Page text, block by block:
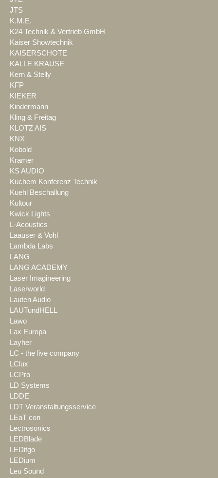
JTS
K.M.E.
K24 Technik & Vertrieb GmbH
Kaiser Showtechnik
KAISERSCHOTE
KALLE KRAUSE
Kern & Stelly
KFP
KIEKER
Kindermann
Kling & Freitag
KLOTZ AIS
KNX
Kobold
Kramer
KS AUDIO
Kuchem Konferenz Technik
Kuehl Beschallung
Kultour
Kwick Lights
L-Acoustics
Laauser & Vohl
Lambda Labs
LANG
LANG ACADEMY
Laser Imagineering
Laserworld
Lauten Audio
LAUTundHELL
Lawo
Lax Europa
Layher
LC - the live company
LClux
LCPro
LD Systems
LDDE
LDT Veranstaltungsservice
LEaT con
Lectrosonics
LEDBlade
LEDitgo
LEDium
Leu Sound